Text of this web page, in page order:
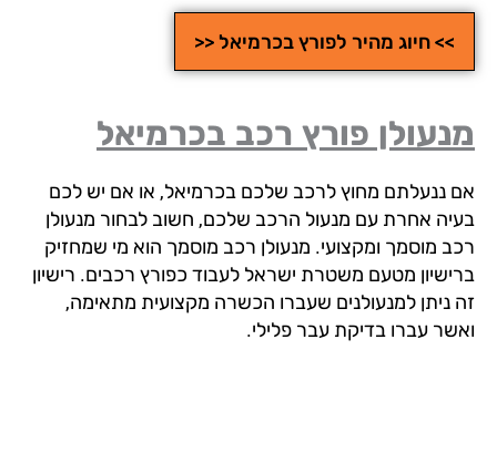
>> חיוג מהיר לפורץ בכרמיאל <<
פורץ רכב בכרמיאל
ננעלתם מחוץ לרכב שלכם בכרמיאל, או אם יש לכם
אחרת עם מנעול הרכב שלכם, חשוב לבחור מנעולן
מוסמך ומקצועי. מנעולן רכב מוסמך הוא מי שמחזיק
מטעם משטרת ישראל לעבוד כפורץ רכבים. רישיון
ניתן למנעולנים שעברו הכשרה מקצועית מתאימה,
עברו בדיקת עבר פלילי.